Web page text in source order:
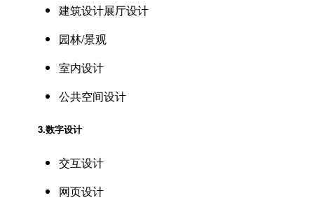
建筑设计展厅设计
园林/景观
室内设计
公共空间设计
3.数字设计
交互设计
网页设计